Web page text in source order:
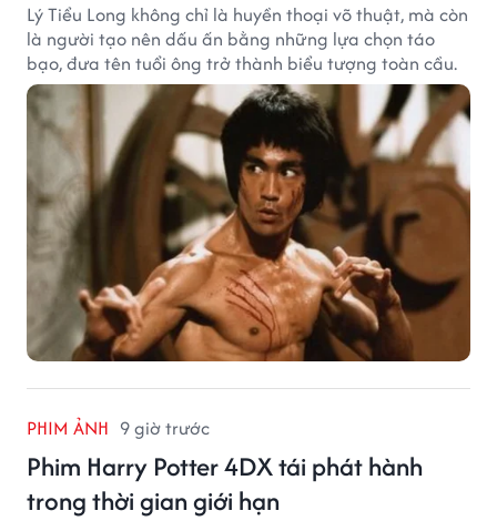
Lý Tiểu Long không chỉ là huyền thoại võ thuật, mà còn
là người tạo nên dấu ấn bằng những lựa chọn táo
bạo, đưa tên tuổi ông trở thành biểu tượng toàn cầu.
PHIM ẢNH 9 giờ trước
Phim Harry Potter 4DX tái phát hành
trong thời gian giới hạn